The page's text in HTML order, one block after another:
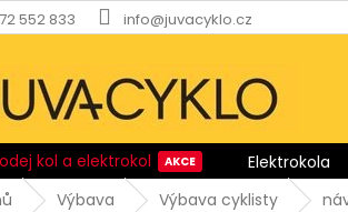
552 833 info@juvacyklo.cz
kol a elektrokol Elektrokola
Výbava Výbava cyklisty